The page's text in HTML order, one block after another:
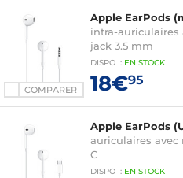
COMPARER
Apple EarPods
intra-
jack 3.5 mm
DISPO : EN STOCK
18€95
Apple EarPods
auriculaires avec
C
DISPO : EN STOCK